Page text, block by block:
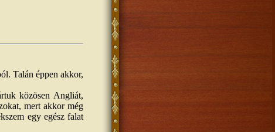
Talán éppen akkor,
közösen Angliát,
mert akkor még
egy egész falat